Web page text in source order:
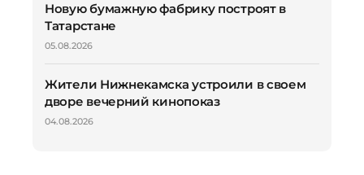
Новую бумажную фабрику построят в
Татарстане
05.08.2026
Жители Нижнекамска устроили в своем
дворе вечерний кинопоказ
04.08.2026